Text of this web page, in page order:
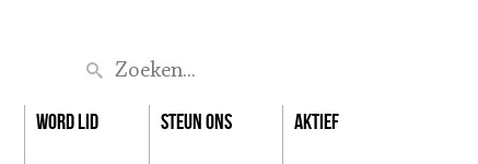
Word lid Steun ons Aktief